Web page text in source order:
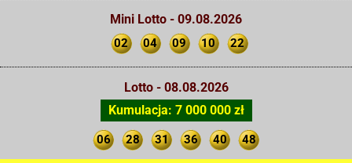
Mini Lotto - 09.08.2026
02 04 09 10 22
Lotto - 08.08.2026
Kumulacja: 7 000 000 zł
06 28 31 36 40 48